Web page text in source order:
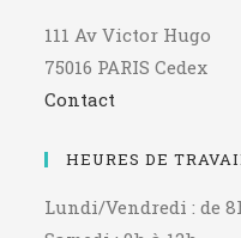
111 Av Victor Hugo
75016 PARIS Cedex
Contact
HEURES DE
Lundi/Vendredi : de